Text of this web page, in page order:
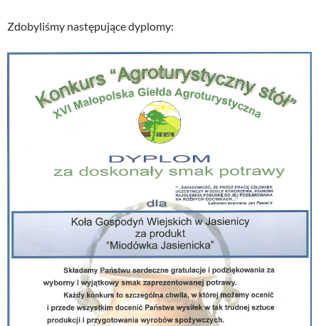
Zdobyliśmy następujące dyplomy: